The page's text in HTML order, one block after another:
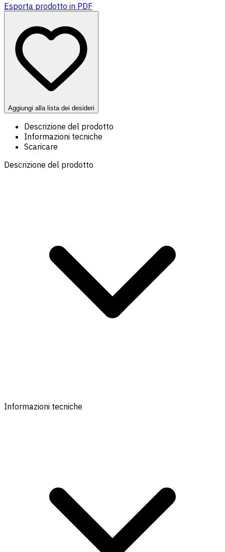
Esporta prodotto in PDF
Aggiungi alla lista dei desideri
Descrizione del prodotto
Informazioni tecniche
Scaricare
Descrizione del prodotto
Informazioni tecniche